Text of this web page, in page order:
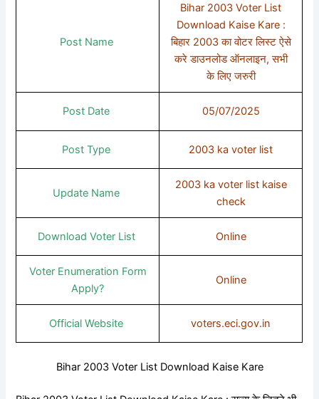
Post Name
Bihar 2003 Voter List
Download Kaise Kare :
बिहार 2003 का वोटर लिस्ट ऐसे
करे डाउनलोड ऑनलाइन, सभी
के लिए जरुरी
Post Date 05/07/2025
Post Type 2003 ka voter list
Update Name
2003 ka voter list kaise
check
Download Voter List Online
Voter Enumeration Form
Apply?
Online
Official Website voters.eci.gov.in
Bihar 2003 Voter List Download Kaise Kare